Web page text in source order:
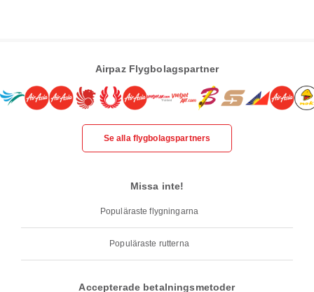
Airpaz Flygbolagspartner
Se alla flygbolagspartners
Missa inte!
Populäraste flygningarna
Populäraste rutterna
Accepterade betalningsmetoder